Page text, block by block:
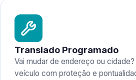
Translado Programado
Vai mudar de endereço ou
veículo com proteção e